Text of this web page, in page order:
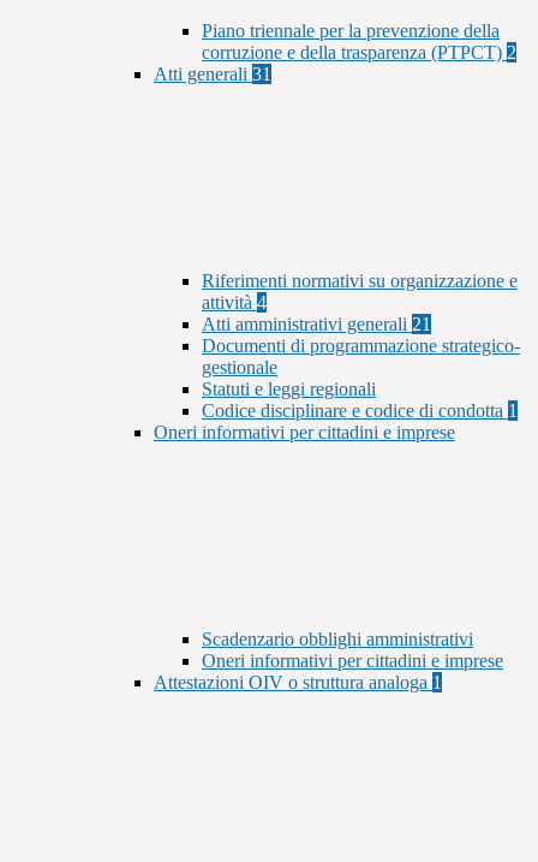
Piano triennale per la prevenzione della
corruzione e della trasparenza (PTPCT) 2
Atti generali 31
Riferimenti normativi su organizzazione e
attività 4
Atti amministrativi generali 21
Documenti di programmazione strategico-
gestionale
Statuti e leggi regionali
Codice disciplinare e codice di condotta 1
Oneri informativi per cittadini e imprese
Scadenzario obblighi amministrativi
Oneri informativi per cittadini e imprese
Attestazioni OIV o struttura analoga 1